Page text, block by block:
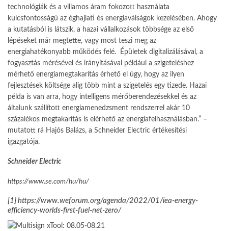
technológiák és a villamos áram fokozott használata
kulcsfontosságú az éghajlati és energiaválságok kezelésében. Ahogy
a kutatásból is látszik, a hazai vállalkozások többsége az első
lépéseket már megtette, vagy most teszi meg az
energiahatékonyabb működés felé. Épületek digitalizálásával, a
fogyasztás mérésével és irányításával például a szigeteléshez
mérhető energiamegtakarítás érhető el úgy, hogy az ilyen
fejlesztések költsége alig több mint a szigetelés egy tizede. Hazai
példa is van arra, hogy intelligens mérőberendezésekkel és az
általunk szállított energiamenedzsment rendszerrel akár 10
százalékos megtakarítás is elérhető az energiafelhasználásban.” –
mutatott rá Hajós Balázs, a Schneider Electric értékesítési
igazgatója.
Schneider Electric
https://www.se.com/hu/hu/
[1] https://www.weforum.org/agenda/2022/01/iea-energy-
efficiency-worlds-first-fuel-net-zero/